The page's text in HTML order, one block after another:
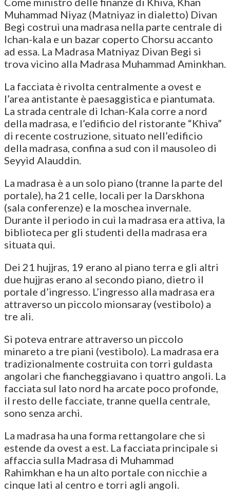
Muhammad Niyaz (Matniyaz in dialetto) Divan
Begi costruì una madrasa nella parte centrale di
Ichan-kala e un bazar coperto Chorsu accanto
ad essa. La Madrasa Matniyaz Divan Begi si
trova vicino alla Madrasa Muhammad Aminkhan.
La facciata è rivolta centralmente a ovest e
l’area antistante è paesaggistica e piantumata.
La strada centrale di Ichan-Kala corre a nord
della madrasa, e l’edificio del ristorante “Khiva”
di recente costruzione, situato nell’edificio
della madrasa, confina a sud con il mausoleo di
Seyyid Alauddin.
La madrasa è a un solo piano (tranne la parte del
portale), ha 21 celle, locali per la Darskhona
(sala conferenze) e la moschea invernale.
Durante il periodo in cui la madrasa era attiva, la
biblioteca per gli studenti della madrasa era
situata qui.
Dei 21 hujjras, 19 erano al piano terra e gli altri
due hujjras erano al secondo piano, dietro il
portale d’ingresso. L’ingresso alla madrasa era
attraverso un piccolo mionsaray (vestibolo) a
tre ali.
Si poteva entrare attraverso un piccolo
minareto a tre piani (vestibolo). La madrasa era
tradizionalmente costruita con torri guldasta
angolari che fiancheggiavano i quattro angoli. La
facciata sul lato nord ha arcate poco profonde,
il resto delle facciate, tranne quella centrale,
sono senza archi.
La madrasa ha una forma rettangolare che si
estende da ovest a est. La facciata principale si
affaccia sulla Madrasa di Muhammad
Rahimkhan e ha un alto portale con nicchie a
cinque lati al centro e torri agli angoli.